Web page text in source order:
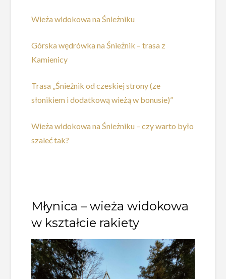
Wieża widokowa na Śnieżniku
Górska wędrówka na Śnieżnik – trasa z
Kamienicy
Trasa „Śnieżnik od czeskiej strony (ze
słonikiem i dodatkową wieżą w bonusie)”
Wieża widokowa na Śnieżniku – czy warto było
szaleć tak?
Młynica – wieża widokowa
w kształcie rakiety